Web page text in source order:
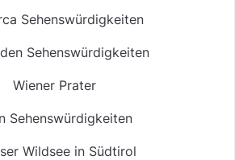
Sehenswürdigkeiten
Sehenswürdigkeiten
Wiener Prater
Sehenswürdigkeiten
Wildsee in Südtirol